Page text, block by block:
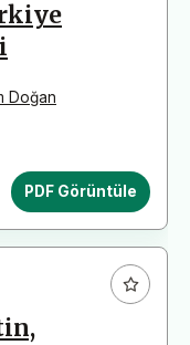
Doğan
PDF Görüntüle